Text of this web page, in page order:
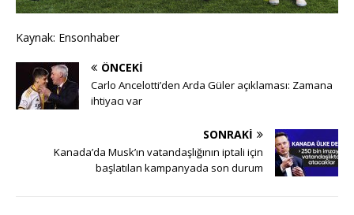
Kaynak: Ensonhaber
ÖNCEKI
Carlo Ancelotti’den Arda Güler açıklaması: Zamana
ihtiyacı var
SONRAKI
Kanada’da Musk’ın vatandaşlığının iptali için
başlatılan kampanyada son durum